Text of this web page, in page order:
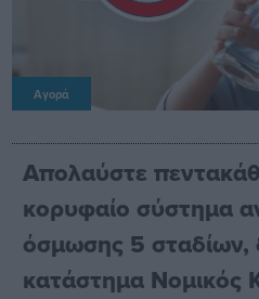
Αγορά
Απολαύστε
κορυφαίο σύστημα
όσμωσης 5 σταδίων,
κατάστημα Νομικός